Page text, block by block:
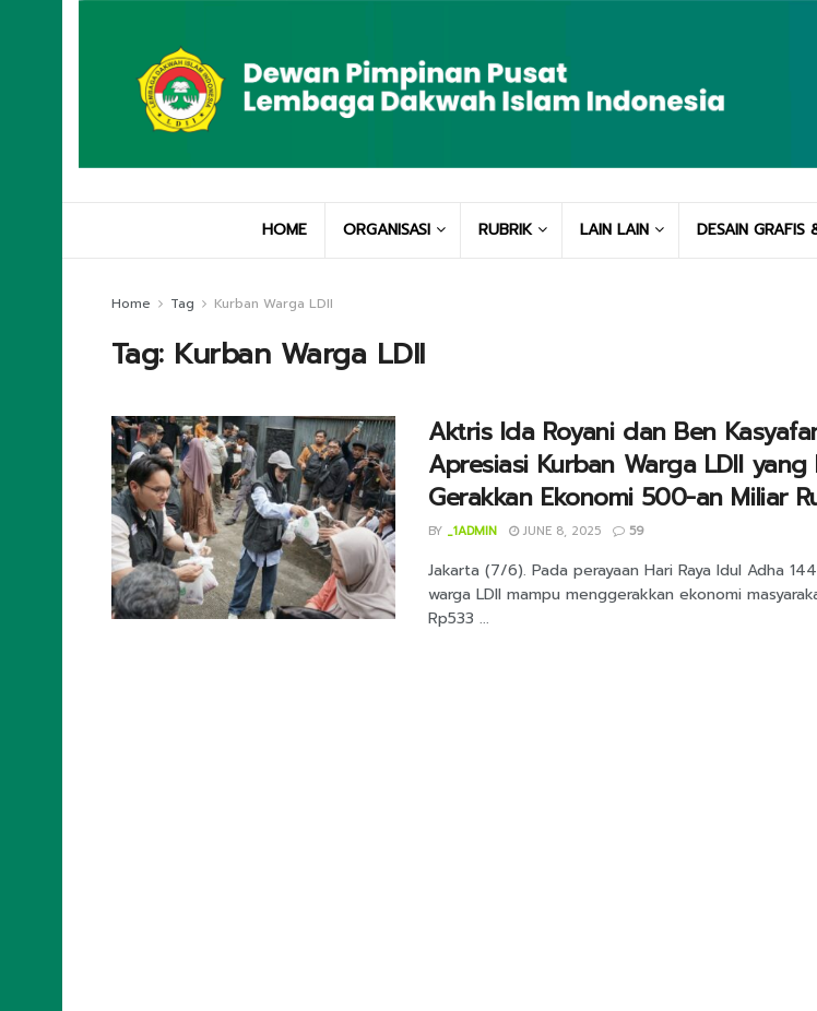
HOME ORGANISASI RUBRIK LAIN LAIN DESAIN
Home Tag Kurban Warga LDII
Tag: Kurban Warga LDII
Aktris Ida Royani dan Ben
Apresiasi Kurban Warga LDII yang
Gerakkan Ekonomi 500-an Miliar
BY _1ADMIN JUNE 8, 2025 59
Jakarta (7/6). Pada perayaan Hari Raya Idul Adha
warga LDII mampu menggerakkan ekonomi
Rp533 ...